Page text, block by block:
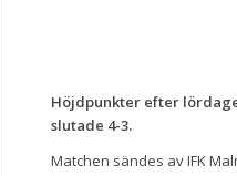
Höjdpunkter efter
slutade 4-3.
Matchen sändes av IFK